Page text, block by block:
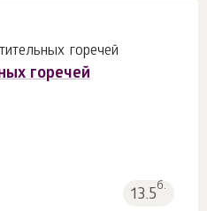
горечей
13.5б.